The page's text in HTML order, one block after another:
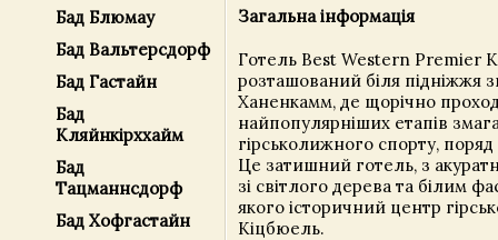
Бад Блюмау
Бад Вальтерсдорф
Бад Гастайн
Бад
Кляйнкірххайм
Бад
Тацманнсдорф
Бад Хофгастайн
Загальна інформація
Готель Best Western Premier
розташований біля підніжжя
Ханенкамм, де щорічно
найпопулярніших етапів
гірськолижного спорту, поряд
Це затишний готель, з
зі світлого дерева та білим
якого історичний центр
Кіцбюель.